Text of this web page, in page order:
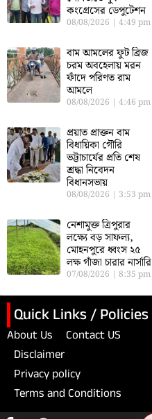
কংগ্রেসের ডেপুটেশন
08/08/2026 4:49 pm
বাম আমলের ফুট ব্রিজ
চরম অবহেলায় মরন
ফাঁদে পরিণত রাম
আমলে
08/08/2026 4:46 pm
প্রয়াত প্রাক্তন বাম
বিধায়িকা গৌরি
ভট্টাচার্যের প্রতি শেষ
শ্রদ্ধা নিবেদন
বিধানসভায়
08/08/2026 3:53 pm
নেশামুক্ত ত্রিপুরার
লক্ষ্যে বড় সাফল্য,
মোহনপুরে ধ্বংস ২৫
লক্ষ গাঁজা চারার নার্সারি
07/08/2026 8:35 pm
Quick Links / Policies
About Us
Contact US
Disclaimer
Privacy policy
Terms and Conditions